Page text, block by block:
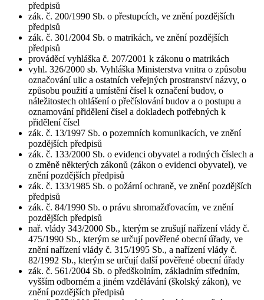
předpisů
zák. č. 200/1990 Sb. o přestupcích, ve znění pozdějších
předpisů
zák. č. 301/2004 Sb. o matrikách, ve znění pozdějších
předpisů
prováděcí vyhláška č. 207/2001 k zákonu o matrikách
vyhl. 326/2000 sb. Vyhláška Ministerstva vnitra o způsobu
označování ulic a ostatních veřejných prostranství názvy, o
způsobu použití a umístění čísel k označení budov, o
náležitostech ohlášení o přečíslování budov a o postupu a
oznamování přidělení čísel a dokladech potřebných k
přidělení čísel
zák. č. 13/1997 Sb. o pozemních komunikacích, ve znění
pozdějších předpisů
zák. č. 133/2000 Sb. o evidenci obyvatel a rodných číslech a
o změně některých zákonů (zákon o evidenci obyvatel), ve
znění pozdějších předpisů
zák. č. 133/1985 Sb. o požární ochraně, ve znění pozdějších
předpisů
zák. č. 84/1990 Sb. o právu shromažďovacím, ve znění
pozdějších předpisů
nař. vlády 343/2000 Sb., kterým se zrušují nařízení vlády č.
475/1990 Sb., kterým se určují pověřené obecní úřady, ve
znění nařízení vlády č. 315/1995 Sb., a nařízení vlády č.
82/1992 Sb., kterým se určují další pověřené obecní úřady
zák. č. 561/2004 Sb. o předškolním, základním středním,
vyšším odborném a jiném vzdělávání (školský zákon), ve
znění pozdějších předpisů